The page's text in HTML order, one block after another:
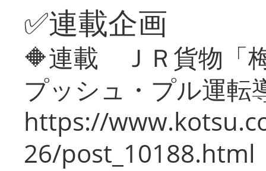
✅連載企画
🔶連載 ＪＲ貨物「
プッシュ・プル運転
https://
26/post_10188.html